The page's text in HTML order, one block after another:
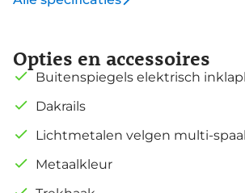
Opties en accessoires
Buitenspiegels elektrisch
Dakrails
Lichtmetalen velgen multi-
Metaalkleur